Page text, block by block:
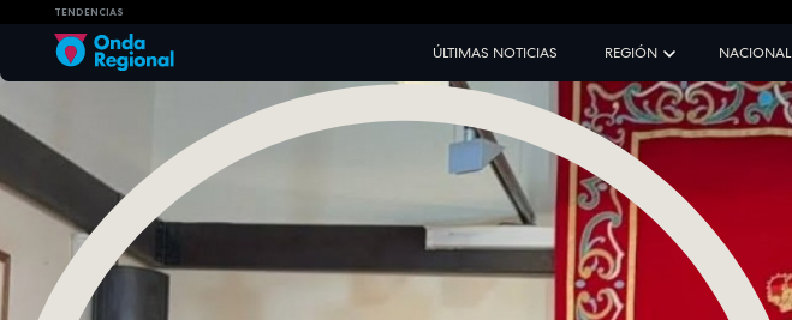
TENDENCIAS
ÚLTIMAS NOTICIAS REGIÓN NACIONAL